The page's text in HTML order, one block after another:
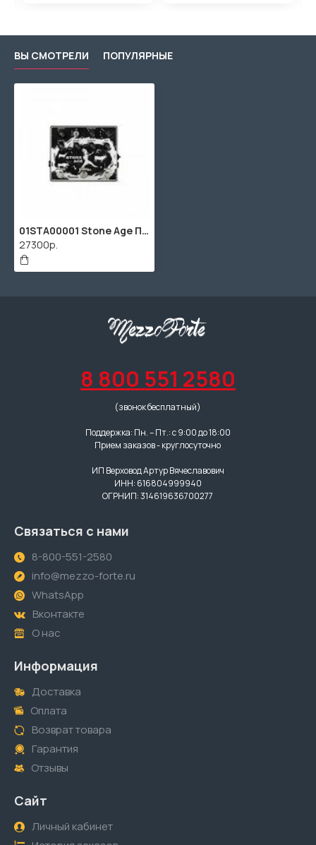
ВЫ СМОТРЕЛИ ПОПУЛЯРНЫЕ
01STA00001 Stone Age Педаль эффектов, Thermion
27300р.
8 800 551 2580
(звонок бесплатный)
Поддержка: Пн. – Пт.: с 9:00 до 18:00
Прием заказов - круглосуточно
ИП Верховод Артур Вячеславович
ИНН: 616804999940
ОГРНИП: 314619636700277
Связаться с нами
8-800-551-2580
info@mezzo-forte.ru
WhatsApp
Вконтакте
О нас
Информация
Доставка
Оплата
Возврат товара
Гарантия
Отзывы
Сайт
Личный кабинет